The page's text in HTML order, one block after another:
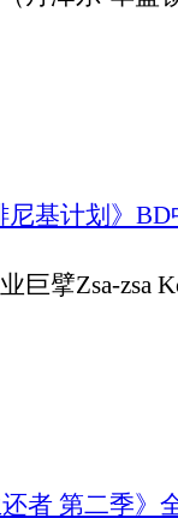
尼基计划》
擘Zsa-zsa
者 第二季》